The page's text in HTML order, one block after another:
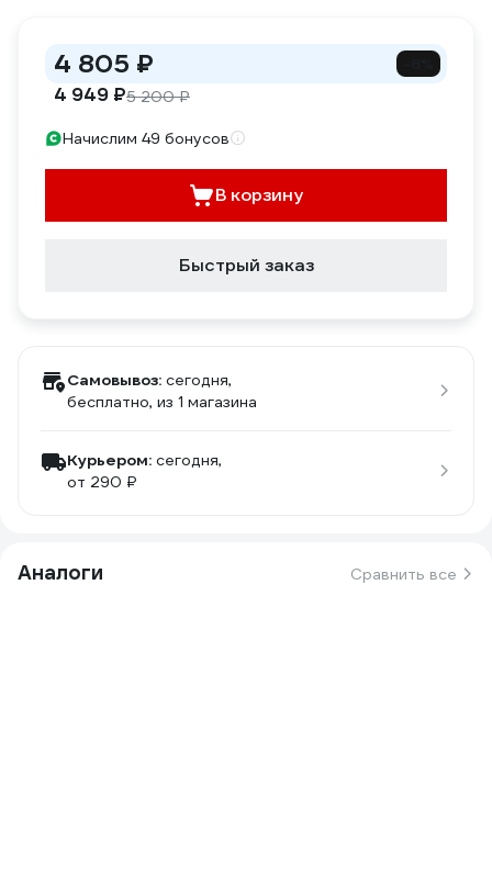
4 805 ₽
4 949 ₽5 200 ₽
Начислим 49 бонусов
В корзину
Быстрый заказ
Самовывоз: сегодня,
бесплатно, из 1 магазина
Курьером: сегодня,
от 290 ₽
Аналоги Сравнить все